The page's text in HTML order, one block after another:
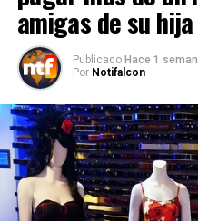
amigas de su hija
Publicado Hace 1
Por Notifalcon